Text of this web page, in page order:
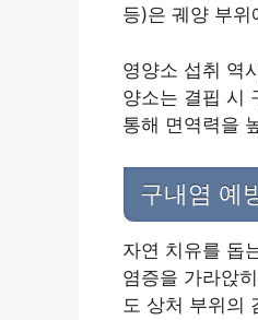
등)은 궤양 부
영양소 섭취 역
양소는 결핍 시
통해 면역력을
구내염 예
자연 치유를 돕
염증을 가라앉
도 상처 부위의